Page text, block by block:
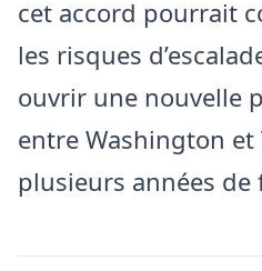
cet accord pourrait
les risques
ouvrir une nouvelle
entre Washington et
plusieurs années